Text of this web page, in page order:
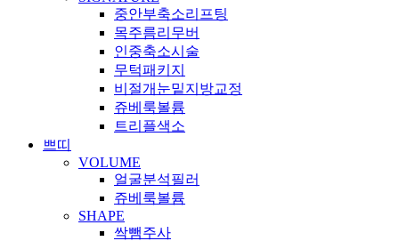
중안부축소리프팅
목주름리무버
인중축소시술
무턱패키지
비절개눈밑지방교정
쥬베룩볼륨
트리플색소
쁘띠
VOLUME
얼굴분석필러
쥬베룩볼륨
SHAPE
싹뺌주사